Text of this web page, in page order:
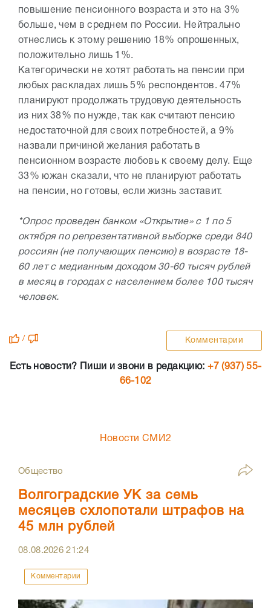
повышение пенсионного возраста и это на 3%
больше, чем в среднем по России. Нейтрально
отнеслись к этому решению 18% опрошенных,
положительно лишь 1%.
Категорически не хотят работать на пенсии при
любых раскладах лишь 5% респондентов. 47%
планируют продолжать трудовую деятельность
из них 38% по нужде, так как считают пенсию
недостаточной для своих потребностей, а 9%
назвали причиной желания работать в
пенсионном возрасте любовь к своему делу. Еще
33% южан сказали, что не планируют работать
на пенсии, но готовы, если жизнь заставит.
*Опрос проведен банком «Открытие» с 1 по 5
октября по репрезентативной выборке среди 840
россиян (не получающих пенсию) в возрасте 18-
60 лет с медианным доходом 30-60 тысяч рублей
в месяц в городах с населением более 100 тысяч
человек.
/ Комментарии
Есть новости? Пиши и звони в редакцию: +7 (937) 55-
66-102
Новости СМИ2
Общество
Волгоградские УК за семь
месяцев схлопотали штрафов на
45 млн рублей
08.08.202621:24
Комментарии